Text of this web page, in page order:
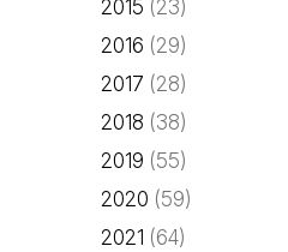
2015 (23)
2016 (29)
2017 (28)
2018 (38)
2019 (55)
2020 (59)
2021 (64)